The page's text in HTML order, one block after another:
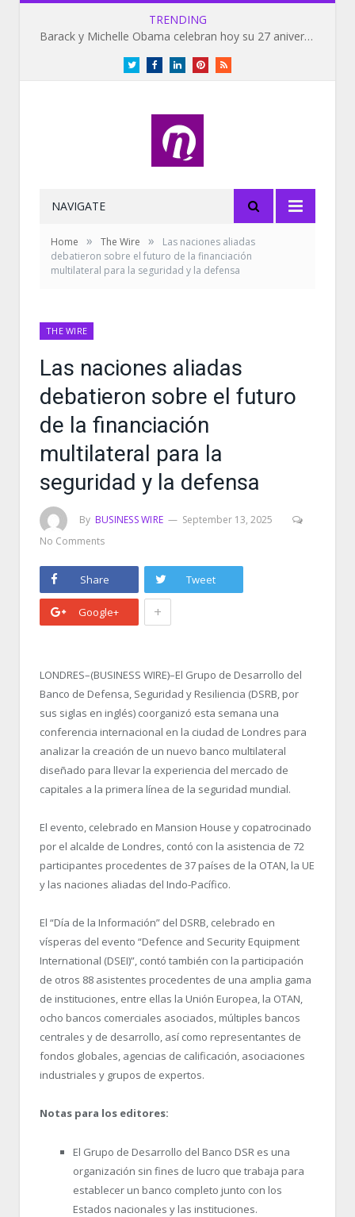
TRENDING
Barack y Michelle Obama celebran hoy su 27 aniversario de bodas
TwitterFacebookLinkedInPinterestRSS
NAVIGATE
Home » The Wire »
Las naciones aliadas
debatieron sobre el futuro de la financiación
multilateral para la seguridad y la defensa
THE WIRE
Las naciones aliadas
debatieron sobre el futuro
de la financiación
multilateral para la
seguridad y la defensa
By BUSINESS WIRE
September 13, 2025
No Comments
Share Tweet
Google+ +
LONDRES–(BUSINESS WIRE)–El Grupo de Desarrollo del
Banco de Defensa, Seguridad y Resiliencia (DSRB, por
sus siglas en inglés) coorganizó esta semana una
conferencia internacional en la ciudad de Londres para
analizar la creación de un nuevo banco multilateral
diseñado para llevar la experiencia del mercado de
capitales a la primera línea de la seguridad mundial.
El evento, celebrado en Mansion House y copatrocinado
por el alcalde de Londres, contó con la asistencia de 72
participantes procedentes de 37 países de la OTAN, la UE
y las naciones aliadas del Indo-Pacífico.
El “Día de la Información” del DSRB, celebrado en
vísperas del evento “Defence and Security Equipment
International (DSEI)”, contó también con la participación
de otros 88 asistentes procedentes de una amplia gama
de instituciones, entre ellas la Unión Europea, la OTAN,
ocho bancos comerciales asociados, múltiples bancos
centrales y de desarrollo, así como representantes de
fondos globales, agencias de calificación, asociaciones
industriales y grupos de expertos.
Notas para los editores:
El Grupo de Desarrollo del Banco DSR es una
organización sin fines de lucro que trabaja para
establecer un banco completo junto con los
Estados nacionales y las instituciones.